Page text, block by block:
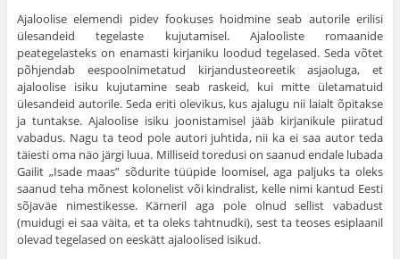
Ajaloolise elemendi pidev fookuses hoidmine seab autorile erilisi
ülesandeid tegelaste kujutamisel. Ajalooliste romaanide
peategelasteks on enamasti kirjaniku loodud tegelased. Seda võtet
põhjendab eespoolnimetatud kirjandusteoreetik asjaoluga, et
ajaloolise isiku kujutamine seab raskeid, kui mitte ületamatuid
ülesandeid autorile. Seda eriti olevikus, kus ajalugu nii laialt õpitakse
ja tuntakse. Ajaloolise isiku joonistamisel jääb kirjanikule piiratud
vabadus. Nagu ta teod pole autori juhtida, nii ka ei saa autor teda
täiesti oma näo järgi luua. Milliseid toredusi on saanud endale lubada
Gailit „Isade maas” sõdurite tüüpide loomisel, aga paljuks ta oleks
saanud teha mõnest kolonelist või kindralist, kelle nimi kantud Eesti
sõjaväe nimestikesse. Kärneril aga pole olnud sellist vabadust
(muidugi ei saa väita, et ta oleks tahtnudki), sest ta teoses esiplaanil
olevad tegelased on eeskätt ajaloolised isikud.